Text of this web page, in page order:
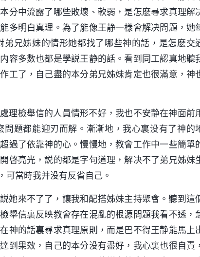
分中流露了哪些敗壞、軟弱，是怎麽尋求真理解
多明白真理。為了能像王静一樣會解决問題，她
兄姊妹的情形她都找了哪些神的話，是怎麽交
容多數也都是學説王静的話。看到同工認真地聽
工了，自己盡的本分弟兄姊妹肯定也很滿意，神
理檢舉信的人員情形不好，我也不安静在神面前
題都能迎刃而解。漸漸地，我心裏没有了神的
過了依靠神的心。慢慢地，教會工作中一些簡單
啓亮光，説的都是字句道理，解决不了弟兄姊妹
可當時我并没有反省自己。
她來不了了，讓我和配搭姊妹主持聚會。聽到這
舉信裏反映教會存在混亂的根源問題我看不透，
神的話裏尋求真理原則，而是巴不得王静能馬上
到果效，自己的本分没有盡好，我心裏也很自責，